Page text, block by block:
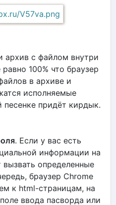
архив с файлом внутри
100% что браузер
в архиве и
исполняемые
придёт кирдык.
. Если у вас есть
информации на
определенные
браузер Chrome
к html-страницам, на
ввода пасворда или